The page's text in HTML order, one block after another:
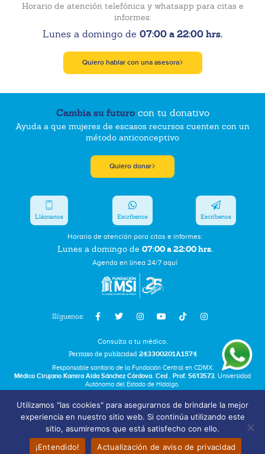
Horario de atención telefónica y whatsapp para citas e
informes:
Lunes a domingo de 07:00 a 22:00 hrs.
Quiero hablar con una asesora
Cambia su futurocon tu donativo
Ayuda a que mujeres de escasos recursos cuenten con un
método anticonceptivo
Quiero donar
Síguenos:
Horario de atención para citas e informes:
Lunes a domingo de 07:00 a 22:00 hrs.
Agenda en línea 24/7 aquí
Llámanos Escríbenos Escríbenos
Consulta a tu médico.
Permiso de publicidad 243300201A1574
Responsable sanitario de la Fundación Central en CDMX:
Médico Cirujano Kamira Aída Sánchez Córdova. Ced . Prof. 5613573. Universidad
Autónoma del Estado de Hidalgo.
Aviso de Privacidad
Términos y Condiciones
Bolsa de Trabajo
Utilizamos "las cookies" para asegurarnos de brindarle la mejor
experiencia en nuestro sitio web. Si continúa utilizando este
sitio, asumiremos que está satisfecho con ello.
¡Entendido!
Actualización de aviso de privacidad